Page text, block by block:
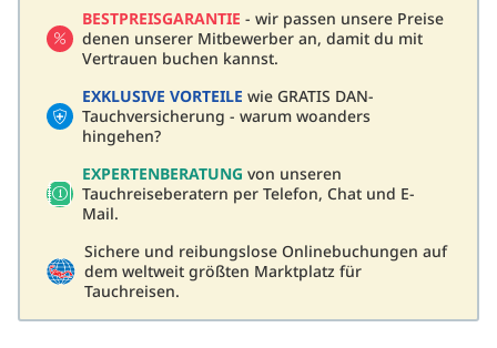
BESTPREISGARANTIE - wir passen unsere Preise
denen unserer Mitbewerber an, damit du mit
Vertrauen buchen kannst.
EXKLUSIVE VORTEILE wie GRATIS DAN-
Tauchversicherung - warum woanders
hingehen?
EXPERTENBERATUNG von unseren
Tauchreiseberatern per Telefon, Chat und E-
Mail.
Sichere und reibungslose Onlinebuchungen auf
dem weltweit größten Marktplatz für
Tauchreisen.